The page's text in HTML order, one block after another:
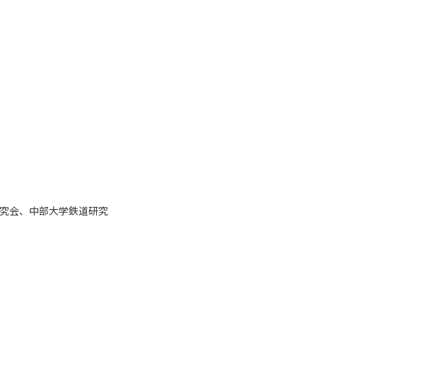
会、中部大学鉄道研究